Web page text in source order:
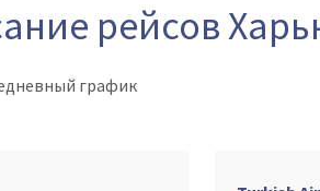
рейсов
график